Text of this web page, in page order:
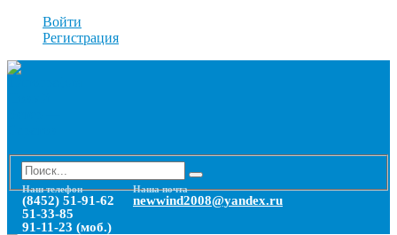
Войти
Регистрация
Наш телефон
(8452) 51-91-62
51-33-85
91-11-23 (моб.)
Наша почта
newwind2008@yandex.ru